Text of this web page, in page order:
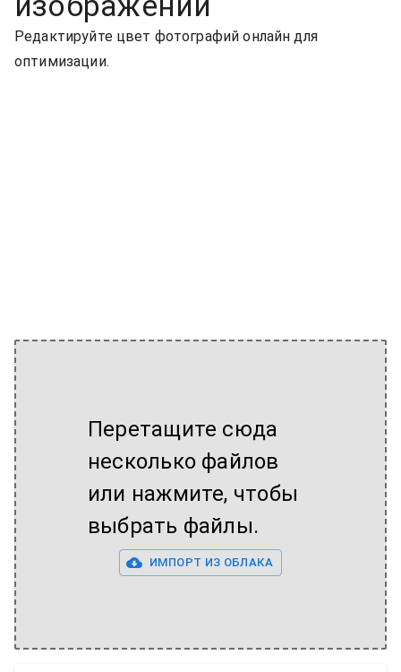
Редактируйте цвет фотографий онлайн для
оптимизации.
Перетащите сюда
несколько файлов
или нажмите, чтобы
выбрать файлы.
ИМПОРТ ИЗ ОБЛАКА